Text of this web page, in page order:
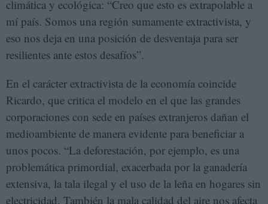
climática y ecológica: “Creo que esto es extrapolable a
mí país. Somos una región sumamente extractivista, y
eso nos deja en una posición de desventaja para ser
resilientes ante estos desafíos”.
En el carácter extractivista de la economía coincide
Ricardo, que critica el modelo en el que las grandes
corporaciones con sede en países extranjeros dañan el
medioambiente de manera evidente para beneficiar a
unos pocos. “La deforestación, por ejemplo, es una
problemática primordial, exacerbada por la ganadería
extensiva, la tala ilegal y el uso de la leña en hogares sin
electricidad. También la mala calidad del aire nos afecta